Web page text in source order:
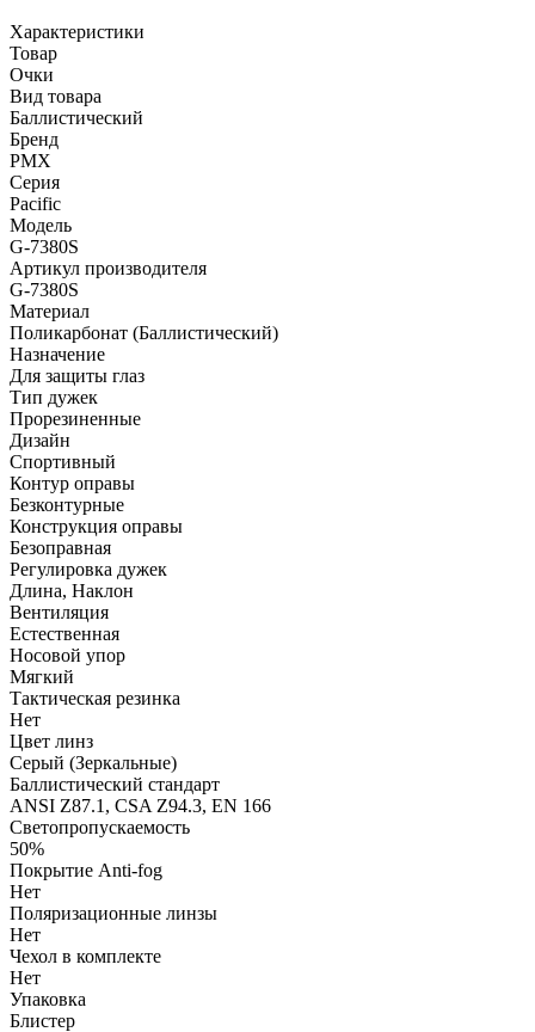
Характеристики
Товар
Очки
Вид товара
Баллистический
Бренд
PMX
Серия
Pacific
Модель
G-7380S
Артикул производителя
G-7380S
Материал
Поликарбонат (Баллистический)
Назначение
Для защиты глаз
Тип дужек
Прорезиненные
Дизайн
Спортивный
Контур оправы
Безконтурные
Конструкция оправы
Безоправная
Регулировка дужек
Длина, Наклон
Вентиляция
Естественная
Носовой упор
Мягкий
Тактическая резинка
Нет
Цвет линз
Серый (Зеркальные)
Баллистический стандарт
ANSI Z87.1, CSA Z94.3, EN 166
Светопропускаемость
50%
Покрытие Anti-fog
Нет
Поляризационные линзы
Нет
Чехол в комплекте
Нет
Упаковка
Блистер